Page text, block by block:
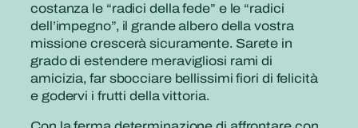
costanza le “radici della fede” e le “radici
dell’impegno”, il grande albero della vostra
missione crescerà sicuramente. Sarete in
grado di estendere meravigliosi rami di
amicizia, far sbocciare bellissimi fiori di felicità
e godervi i frutti della vittoria.